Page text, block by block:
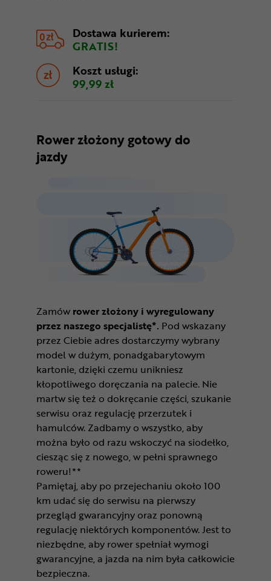
Dostawa kurierem:
GRATIS!
Koszt usługi:
99,99 zł
Rower złożony gotowy do
jazdy
Zamów rower złożony i wyregulowany
przez naszego specjalistę*. Pod wskazany
przez Ciebie adres dostarczymy wybrany
model w dużym, ponadgabarytowym
kartonie, dzięki czemu unikniesz
kłopotliwego doręczania na palecie. Nie
martw się też o dokręcanie części, szukanie
serwisu oraz regulację przerzutek i
hamulców. Zadbamy o wszystko, aby
można było od razu wskoczyć na siodełko,
ciesząc się z nowego, w pełni sprawnego
roweru!**
Pamiętaj, aby po przejechaniu około 100
km udać się do serwisu na pierwszy
przegląd gwarancyjny oraz ponowną
regulację niektórych komponentów. Jest to
niezbędne, aby rower spełniał wymogi
gwarancyjne, a jazda na nim była całkowicie
bezpieczna.